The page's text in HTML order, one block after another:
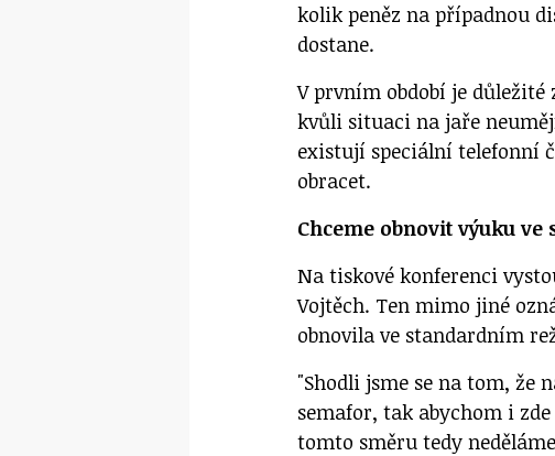
kolik peněz na případnou
dostane.
V prvním období je
kvůli situaci na jaře
existují speciální telefonní
obracet.
Chceme obnovit výuku
Na tiskové konferenci
Vojtěch. Ten mimo jiné
obnovila ve standardním
"Shodli jsme se na tom, že
semafor, tak abychom i
tomto směru tedy